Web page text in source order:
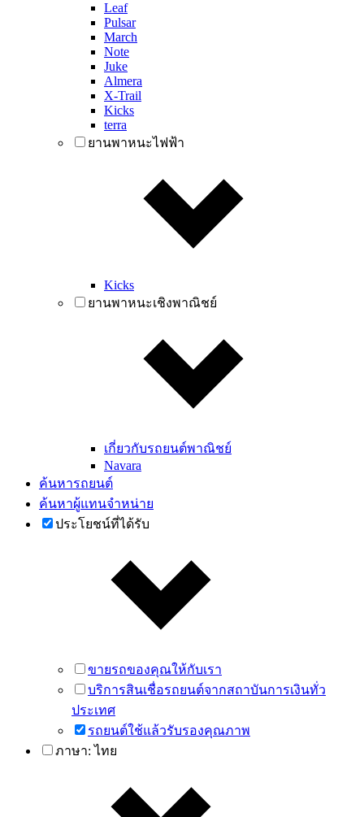
Leaf
Pulsar
March
Note
Juke
Almera
X-Trail
Kicks
terra
ยานพาหนะไฟฟ้า
Kicks
ยานพาหนะเชิงพาณิชย์
เกี่ยวกับรถยนต์พาณิชย์
Navara
ค้นหารถยนต์
ค้นหาผู้แทนจำหน่าย
ประโยชน์ที่ได้รับ
ขายรถของคุณให้กับเรา
บริการสินเชื่อรถยนต์จากสถาบันการเงินทั่ว
ประเทศ
รถยนต์ใช้แล้วรับรองคุณภาพ
ภาษา:ไทย